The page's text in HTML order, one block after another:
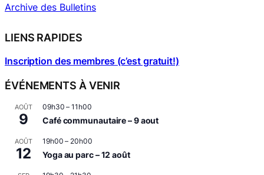
Archive des Bulletins
LIENS RAPIDES
Inscription des membres (c’est gratuit!)
ÉVÉNEMENTS À VENIR
AOÛT
9
09h30 –11h00
Café communautaire – 9 aout
AOÛT
12
19h00 – 20h00
Yoga au parc – 12 août